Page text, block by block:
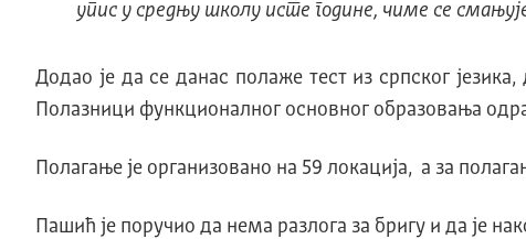
упис у средњу школу исте године, чиме се
Додао је да се данас полаже тест из српског језика,
Полазници функционалног основног образовања
Полагање је организовано на 59 локација, а за
Пашић је поручио да нема разлога за бригу и да је